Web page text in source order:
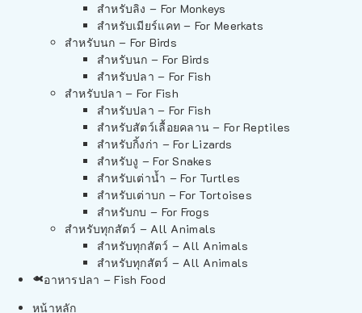
สำหรับลิง – For Monkeys
สำหรับเมียร์แคท – For Meerkats
สำหรับนก – For Birds
สำหรับนก – For Birds
สำหรับปลา – For Fish
สำหรับปลา – For Fish
สำหรับปลา – For Fish
สำหรับสัตว์เลื้อยคลาน – For Reptiles
สำหรับกิ้งก่า – For Lizards
สำหรับงู – For Snakes
สำหรับเต่าน้ำ – For Turtles
สำหรับเต่าบก – For Tortoises
สำหรับกบ – For Frogs
สำหรับทุกสัตว์ – All Animals
สำหรับทุกสัตว์ – All Animals
สำหรับทุกสัตว์ – All Animals
อาหารปลา – Fish Food
หน้าหลัก